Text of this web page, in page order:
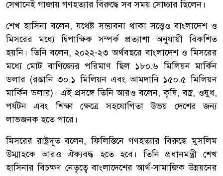
সেখানেই গাজায় গণহত্যার বিরুদ্ধে সব সময় সোচ্চার ছিলেন।
শেখ হাসিনা বলেন, যথেষ্ট সম্ভাবনা থাকা সত্ত্বেও বাংলাদেশ ও
মিসরের মধ্যে দ্বিপাক্ষিক সম্পর্ক প্রত্যাশা অনুযায়ী বিকশিত
হয়নি। তিনি বলেন, ২০২২-২৩ অর্থবছরে বাংলাদেশ ও মিসরের
মধ্যে মোট বাণিজ্যের পরিমাণ ছিল ১৮০.৬ মিলিয়ন মার্কিন
ডলার (রপ্তানি ৩০.১ মিলিয়ন এবং আমদানি ১৫০.৫ মিলিয়ন
মার্কিন ডলার)। এই প্রসঙ্গে তিনি আরও বলেন, কৃষি, বস্ত্র, ওষুধ,
পর্যটন এবং শিক্ষা ক্ষেত্রে সহযোগিতা উভয় দেশের জন্য
লাভজনক হতে পারে।
মিসরের রাষ্ট্রদূত বলেন, ফিলিস্তিনে গণহত্যার বিরুদ্ধে মুসলিম
উম্মাহকে আরও ঐক্যবদ্ধ হতে হবে। তিনি প্রধানমন্ত্রী শেখ
হাসিনার বিচক্ষণ নেতৃত্বে বাংলাদেশের আর্থ-সামাজিক উন্নয়নের